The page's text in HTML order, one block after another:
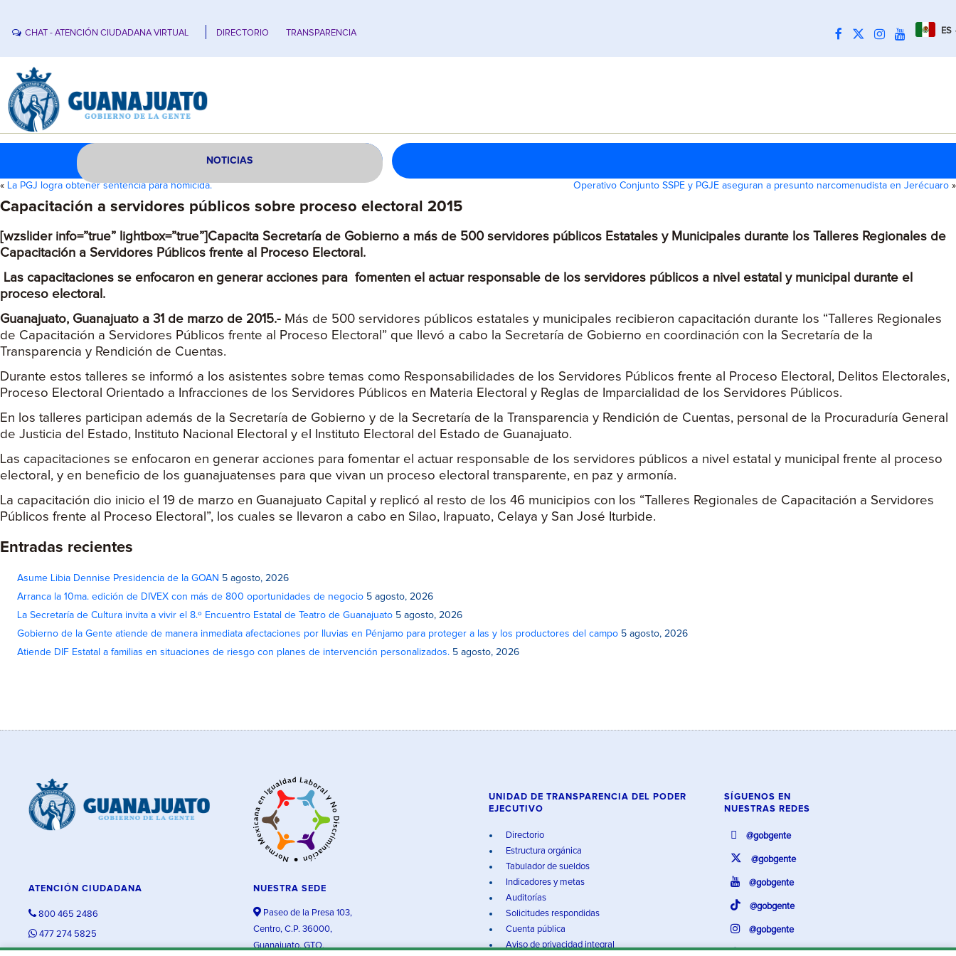
CHAT - ATENCIÓN CIUDADANA VIRTUAL DIRECTORIO TRANSPARENCIA ES
NOTICIAS
« La PGJ logra obtener sentencia para homicida. Operativo Conjunto SSPE y PGJE aseguran a presunto narcomenudista en Jerécuaro »
Capacitación a servidores públicos sobre proceso electoral 2015
[wzslider info=”true” lightbox=”true”]Capacita Secretaría de Gobierno a más de 500 servidores públicos Estatales y Municipales durante los Talleres Regionales de
Capacitación a Servidores Públicos frente al Proceso Electoral.
Las capacitaciones se enfocaron en generar acciones para fomenten el actuar responsable de los servidores públicos a nivel estatal y municipal durante el
proceso electoral.
Guanajuato, Guanajuato a 31 de marzo de 2015.- Más de 500 servidores públicos estatales y municipales recibieron capacitación durante los “Talleres Regionales
de Capacitación a Servidores Públicos frente al Proceso Electoral” que llevó a cabo la Secretaría de Gobierno en coordinación con la Secretaría de la
Transparencia y Rendición de Cuentas.
Durante estos talleres se informó a los asistentes sobre temas como Responsabilidades de los Servidores Públicos frente al Proceso Electoral, Delitos Electorales,
Proceso Electoral Orientado a Infracciones de los Servidores Públicos en Materia Electoral y Reglas de Imparcialidad de los Servidores Públicos.
En los talleres participan además de la Secretaría de Gobierno y de la Secretaría de la Transparencia y Rendición de Cuentas, personal de la Procuraduría General
de Justicia del Estado, Instituto Nacional Electoral y el Instituto Electoral del Estado de Guanajuato.
Las capacitaciones se enfocaron en generar acciones para fomentar el actuar responsable de los servidores públicos a nivel estatal y municipal frente al proceso
electoral, y en beneficio de los guanajuatenses para que vivan un proceso electoral transparente, en paz y armonía.
La capacitación dio inicio el 19 de marzo en Guanajuato Capital y replicó al resto de los 46 municipios con los “Talleres Regionales de Capacitación a Servidores
Públicos frente al Proceso Electoral”, los cuales se llevaron a cabo en Silao, Irapuato, Celaya y San José Iturbide.
Entradas recientes
Asume Libia Dennise Presidencia de la GOAN 5 agosto, 2026
Arranca la 10ma. edición de DIVEX con más de 800 oportunidades de negocio 5 agosto, 2026
La Secretaría de Cultura invita a vivir el 8.º Encuentro Estatal de Teatro de Guanajuato 5 agosto, 2026
Gobierno de la Gente atiende de manera inmediata afectaciones por lluvias en Pénjamo para proteger a las y los productores del campo 5 agosto, 2026
Atiende DIF Estatal a familias en situaciones de riesgo con planes de intervención personalizados. 5 agosto, 2026
ATENCIÓN CIUDADANA
800 465 2486
477 274 5825
NUESTRA SEDE
Paseo de la Presa 103,
Centro, C.P. 36000,
Guanajuato, GTO.
UNIDAD DE TRANSPARENCIA DEL PODER
EJECUTIVO
Directorio
Estructura orgánica
Tabulador de sueldos
Indicadores y metas
Auditorías
Solicitudes respondidas
Cuenta pública
Aviso de privacidad integral
SÍGUENOS EN
NUESTRAS REDES
@gobgente
@gobgente
@gobgente
@gobgente
@gobgente
@gobgente